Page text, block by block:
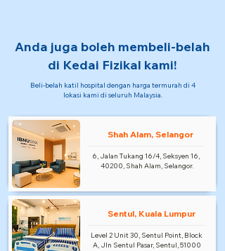
Anda juga boleh membeli-belah
di Kedai Fizikal kami!
Beli-belah katil hospital dengan harga termurah di 4
lokasi kami di seluruh Malaysia.
Shah Alam, Selangor
6, Jalan Tukang 16/4, Seksyen 16,
40200, Shah Alam, Selangor.
Sentul, Kuala Lumpur
Level 2 Unit 30, Sentul Point, Block
A, Jln Sentul Pasar, Sentul, 51000